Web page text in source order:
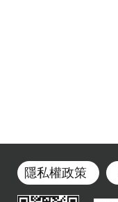
隱私權政策